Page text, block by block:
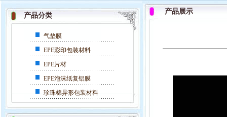
产品分类
气垫膜
EPE彩印包装材料
EPE片材
EPE泡沫纸复铝膜
珍珠棉异形包装材料
产品展示